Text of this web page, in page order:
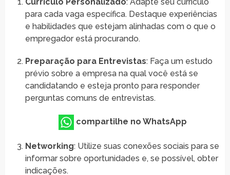
para cada vaga específica. Destaque experiências
e habilidades que estejam alinhadas com o que o
empregador está procurando.
Preparação para Entrevistas: Faça um estudo
prévio sobre a empresa na qual você está se
candidatando e esteja pronto para responder
perguntas comuns de entrevistas.
compartilhe no WhatsApp
Networking: Utilize suas conexões sociais para se
informar sobre oportunidades e, se possível, obter
indicações.